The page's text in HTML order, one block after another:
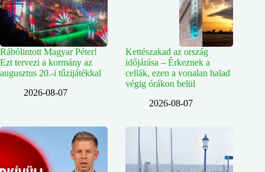
Rábólintott Magyar Péter!
Ezt tervezi a kormány az
augusztus 20.-i tűzijátékkal
2026-08-07
Kettészakad az ország
időjárása – Érkeznek a
cellák, ezen a vonalan halad
végig órákon belül
2026-08-07